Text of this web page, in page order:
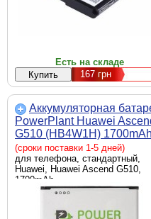
Есть на складе
167грн
Аккумуляторная
PowerPlant Huawei
G510 (HB4W1H)
(SM150038)
(сроки поставки 1-5 дней)
для телефона, стандартный,
Huawei, Huawei Ascend G510,
1700mAh